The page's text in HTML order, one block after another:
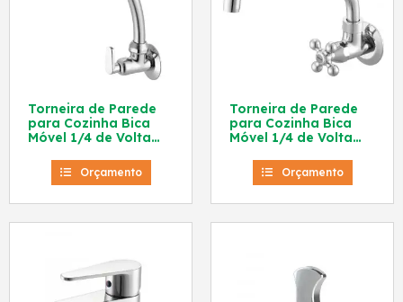
Torneira de Parede
para Cozinha Bica
Móvel 1/4 de Volta
Orçamento
Torneira de Parede
para Cozinha Bica
Móvel 1/4 de Volta
Orçamento